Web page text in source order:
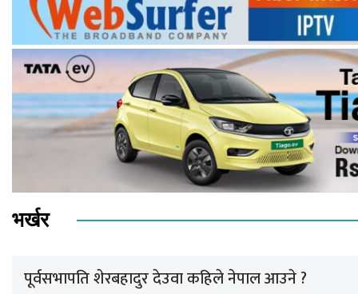
भर्खर
पूर्वसभापति शेरबहादुर देउवा कहिले नेपाल आउने ?